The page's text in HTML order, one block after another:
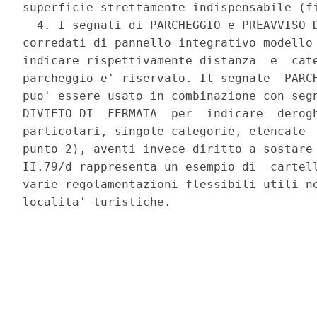
superficie strettamente
4. I segnali di PARCHEGGIO e PREAVVISO
corredati di pannello integrativo
indicare rispettivamente distanza  e
parcheggio e' riservato. Il segnale
puo' essere usato in combinazione con
DIVIETO DI  FERMATA  per  indicare
particolari, singole categorie,
punto 2), aventi invece diritto a
II.79/d rappresenta un esempio di
varie regolamentazioni flessibili utili